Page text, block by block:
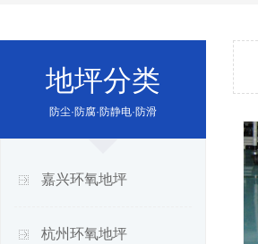
地坪分类
防尘·防腐·防静电·防滑
嘉兴环氧地坪
杭州环氧地坪